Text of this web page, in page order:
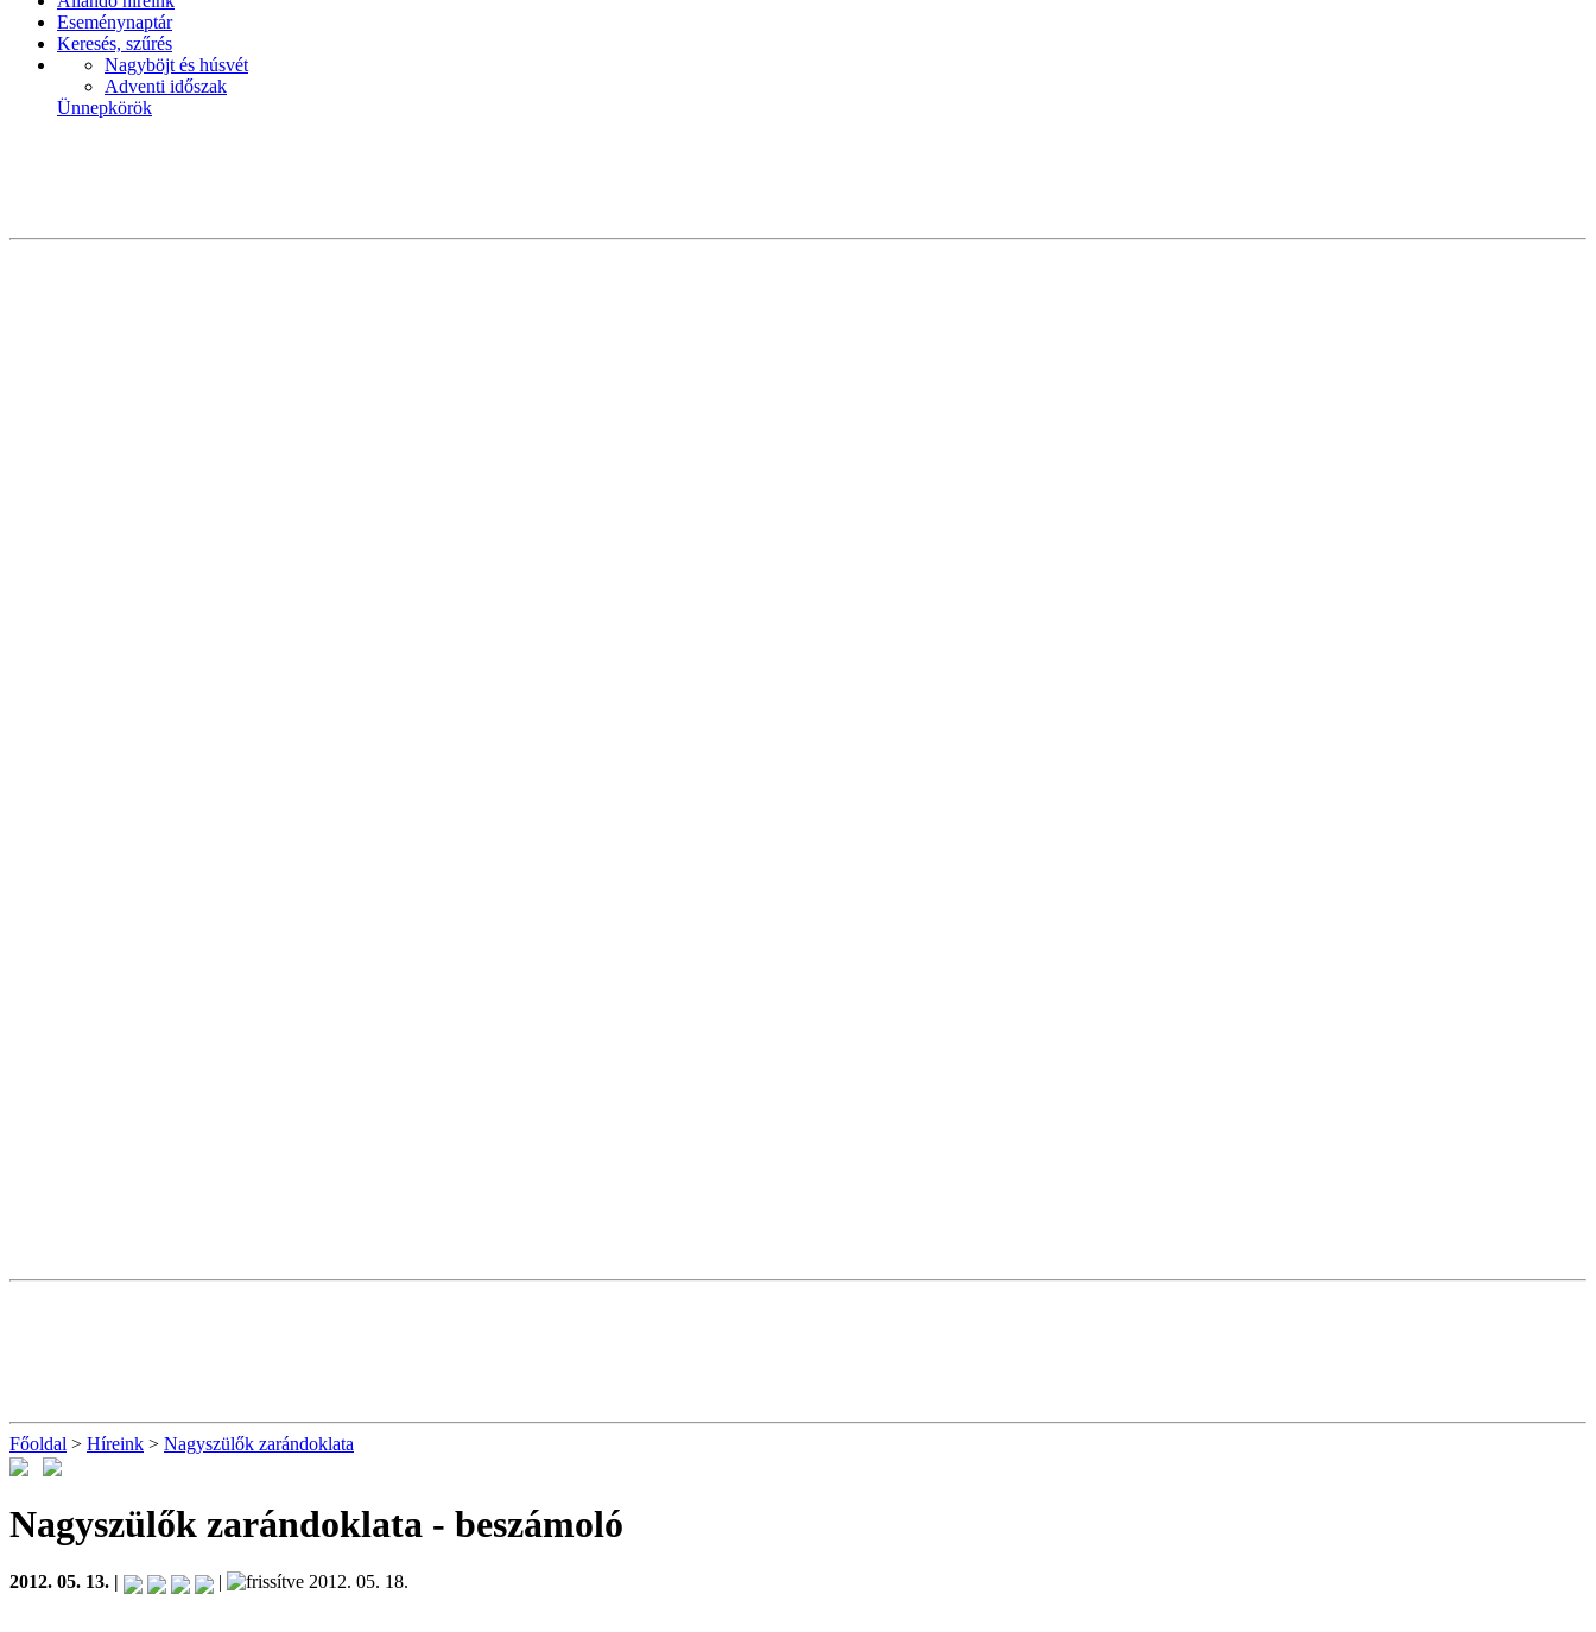
Eseménynaptár
Keresés, szűrés
Nagyböjt és húsvét
Adventi időszak
Ünnepkörök
Főoldal > Híreink > Nagyszülők zarándoklata
Nagyszülők zarándoklata - beszámoló
2012. 05. 13. | | 2012. 05. 18.